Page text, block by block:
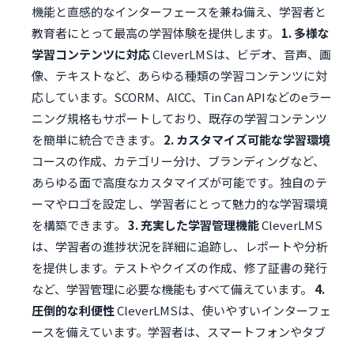
機能と直感的なインターフェースを兼ね備え、学習者と
教育者にとって最高の学習体験を提供します。 1. 多様な
学習コンテンツに対応CleverLMSは、ビデオ、音声、画
像、テキストなど、あらゆる種類の学習コンテンツに対
応しています。SCORM、AICC、Tin Can APIなどのeラー
ニング規格もサポートしており、既存の学習コンテンツ
を簡単に統合できます。 2. カスタマイズ可能な学習環境
コースの作成、カテゴリー分け、ブランディングなど、
あらゆる面で高度なカスタマイズが可能です。独自のテ
ーマやロゴを設定し、学習者にとって魅力的な学習環境
を構築できます。 3. 充実した学習管理機能CleverLMS
は、学習者の進捗状況を詳細に追跡し、レポートや分析
を提供します。テストやクイズの作成、修了証書の発行
など、学習管理に必要な機能もすべて備えています。 4.
圧倒的な利便性CleverLMSは、使いやすいインターフェ
ースを備えています。学習者は、スマートフォンやタブ